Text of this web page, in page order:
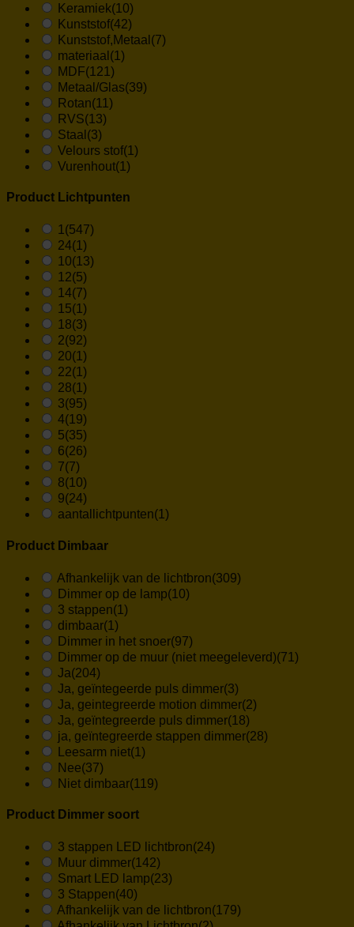
Keramiek(10)
Kunststof(42)
Kunststof,Metaal (7)
materiaal (1)
MDF(121)
Metaal/Glas(39)
Rotan(11)
RVS(13)
Staal (3)
Velours stof(1)
Vurenhout(1)
Product Lichtpunten
1 (547)
24(1)
10(13)
12(5)
14(7)
15(1)
18(3)
2(92)
20(1)
22(1)
28(1)
3(95)
4(19)
5(35)
6(26)
7(7)
8(10)
9(24)
aantallichtpunten(1)
Product Dimbaar
Afhankelijk van de lichtbron(309)
Dimmer op de lamp(10)
3 stappen(1)
dimbaar(1)
Dimmer in het snoer(97)
Dimmer op de muur (niet meegeleverd)(71)
Ja(204)
Ja, geïntegeerde puls dimmer(3)
Ja, geintegreerde motion dimmer(2)
Ja, geïntegreerde puls dimmer(18)
ja, geïntegreerde stappen dimmer(28)
Leesarm niet(1)
Nee(37)
Niet dimbaar(119)
Product Dimmer soort
3 stappen LED lichtbron(24)
Muur dimmer(142)
Smart LED lamp(23)
3 Stappen(40)
Afhankelijk van de lichtbron(179)